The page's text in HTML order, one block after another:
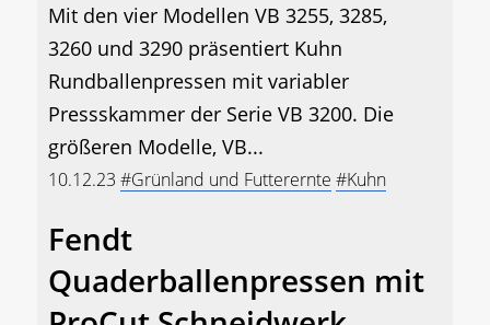
Mit den vier Modellen VB 3255, 3285,
3260 und 3290 präsentiert Kuhn
Rundballenpressen mit variabler
Pressskammer der Serie VB 3200. Die
größeren Modelle, VB...
10.12.23 #Grünland und Futterernte #Kuhn
Fendt
Quaderballenpressen mit